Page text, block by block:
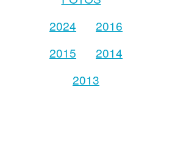
2024
2016
2015
2014
2013